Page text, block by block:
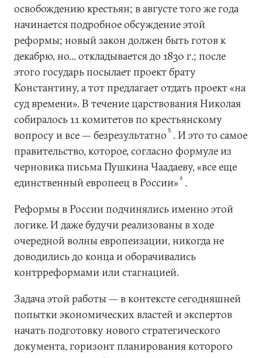
освобождению крестьян; в августе того же года
начинается подробное обсуждение этой
реформы; новый закон должен быть готов к
декабрю, но... откладывается до 1830 г.; после
этого государь посылает проект брату
Константину, а тот предлагает отдать проект «на
суд времени». В течение царствования Николая
собиралось 11 комитетов по крестьянскому
вопросу и все — безрезультатно 5 . И это то самое
правительство, которое, согласно формуле из
черновика письма Пушкина Чаадаеву, «все еще
единственный европеец в России»6 .
Реформы в России подчинялись именно этой
логике. И даже будучи реализованы в ходе
очередной волны европеизации, никогда не
доводились до конца и оборачивались
контрреформами или стагнацией.
Задача этой работы — в контексте сегодняшней
попытки экономических властей и экспертов
начать подготовку нового стратегического
документа, горизонт планирования которого